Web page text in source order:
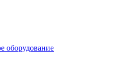
оборудование